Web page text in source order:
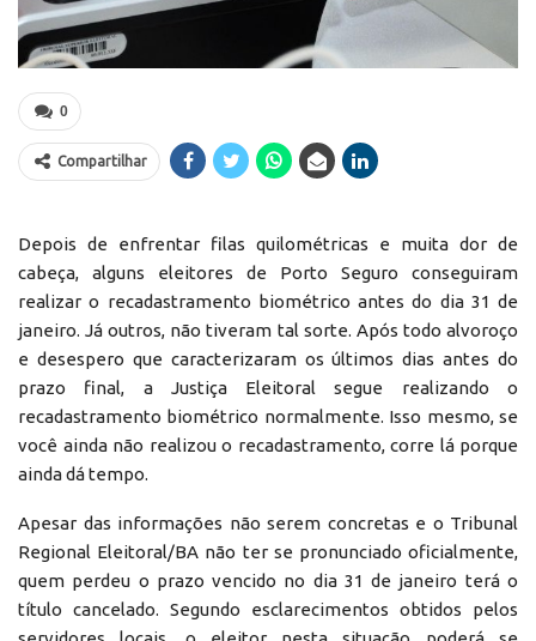
0
Compartilhar
Depois de enfrentar filas quilométricas e muita dor de
cabeça, alguns eleitores de Porto Seguro conseguiram
realizar o recadastramento biométrico antes do dia 31 de
janeiro. Já outros, não tiveram tal sorte. Após todo alvoroço
e desespero que caracterizaram os últimos dias antes do
prazo final, a Justiça Eleitoral segue realizando o
recadastramento biométrico normalmente. Isso mesmo, se
você ainda não realizou o recadastramento, corre lá porque
ainda dá tempo.
Apesar das informações não serem concretas e o Tribunal
Regional Eleitoral/BA não ter se pronunciado oficialmente,
quem perdeu o prazo vencido no dia 31 de janeiro terá o
título cancelado. Segundo esclarecimentos obtidos pelos